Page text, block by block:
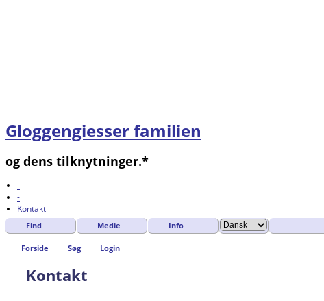
Gloggengiesser familien
og dens tilknytninger.*
-
-
Kontakt
Find Medie Info
Forside Søg Login
Kontakt